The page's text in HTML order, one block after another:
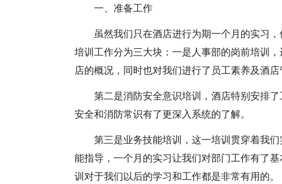
一、准备工作
虽然我们只在酒店进行为期一个月的实习
培训工作分为三大块：一是人事部的岗前培训
店的概况，同时也对我们进行了员工素养及酒
第二是消防安全意识培训，酒店特别安排
安全和消防常识有了更深入系统的了解。
第三是业务技能培训，这一培训贯穿着我
能指导，一个月的实习让我们对部门工作有了
训对于我们以后的学习和工作都是非常有用的。